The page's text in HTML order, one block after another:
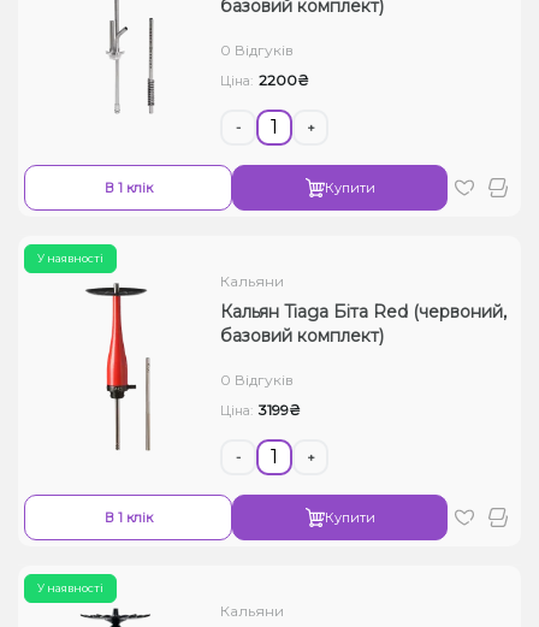
базовий комплект)
0 Відгуків
Ціна: 2200₴
- +
В 1 клік Купити
У наявності
Кальяни
Кальян Tiaga Біта Red (червоний,
базовий комплект)
0 Відгуків
Ціна: 3199₴
- +
В 1 клік Купити
У наявності
Кальяни